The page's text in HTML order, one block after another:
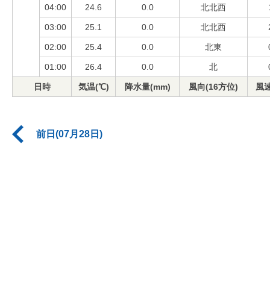
04:00 24.6 0.0 北北西
03:00 25.1 0.0 北北西
02:00 25.4 0.0 北東
01:00 26.4 0.0 北
日時 気温(℃) 降水量(mm) 風向(16方位) 風
前日(07月28日)